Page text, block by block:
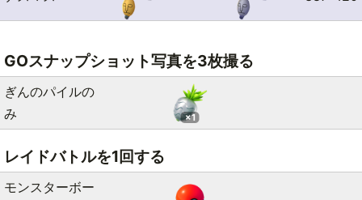
GOスナップショット写真を3枚撮る
ぎんのパイルの
み
×1
レイドバトルを1回する
モンスターボー